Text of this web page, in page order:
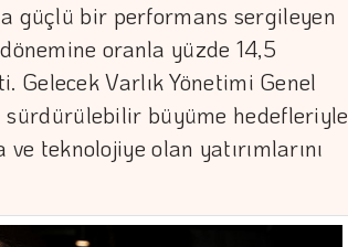
güçlü bir performans sergileyen
oranla yüzde 14,5
Varlık Yönetimi Genel
sürdürülebilir büyüme hedefleriyle
teknolojiye olan yatırımlarını